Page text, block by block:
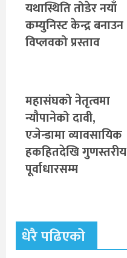
यथास्थिति तोडेर नयाँ
कम्युनिस्ट केन्द्र बनाउन
विप्लवको प्रस्ताव
महासंघको नेतृत्वमा
न्यौपानेको दावी,
एजेन्डामा व्यावसायिक
हकहितदेखि गुणस्तरीय
पूर्वाधारसम्म
धेरै पढिएको